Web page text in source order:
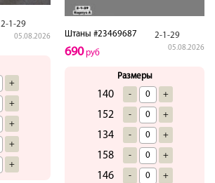
2-1-29
05.08.2026
+
+
+
+
+
Штаны #23469687 2-1-29
05.08.2026
690руб
Размеры
140 - +
152 - +
134 - +
158 - +
146 - +